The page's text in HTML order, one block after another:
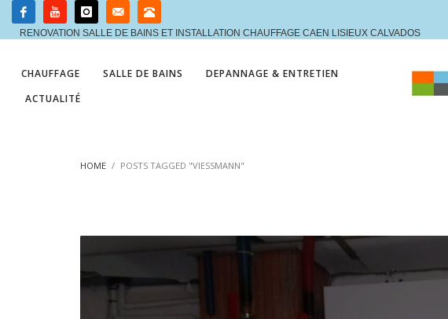
RENOVATION SALLE DE BAINS ET INSTALLATION CHAUFFAGE CAEN LISIEUX CALVADOS
CHAUFFAGE SALLE DE BAINS
DEPANNAGE & ENTRETIEN
ACTUALITÉ
HOME POSTS TAGGED "VIESSMANN"